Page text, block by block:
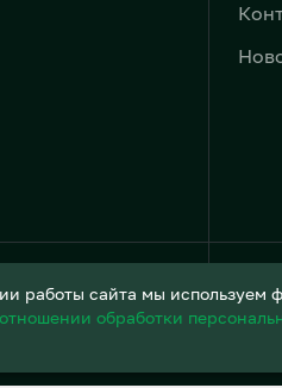
работы сайта мы используем
обработки